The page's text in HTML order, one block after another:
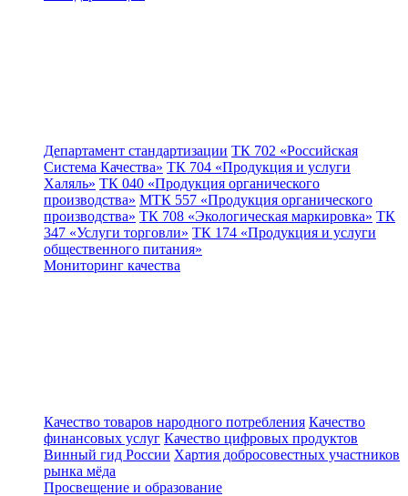
Департамент стандартизации ТК 702 «Российская
Система Качества» ТК 704 «Продукция и услуги
Халяль» ТК 040 «Продукция органического
производства» МТК 557 «Продукция органического
производства» ТК 708 «Экологическая маркировка» ТК
347 «Услуги торговли» ТК 174 «Продукция и услуги
общественного питания»
Мониторинг качества
Качество товаров народного потребления Качество
финансовых услуг Качество цифровых продуктов
Винный гид России Хартия добросовестных участников
рынка мёда
Просвещение и образование